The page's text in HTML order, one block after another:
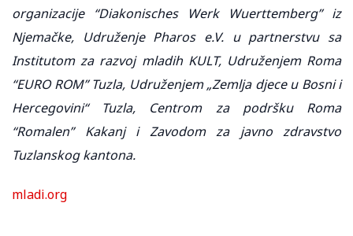
organizacije “Diakonisches Werk Wuerttemberg” iz
Njemačke, Udruženje Pharos e.V. u partnerstvu sa
Institutom za razvoj mladih KULT, Udruženjem Roma
“EURO ROM” Tuzla, Udruženjem „Zemlja djece u Bosni i
Hercegovini“ Tuzla, Centrom za podršku Roma
“Romalen” Kakanj i Zavodom za javno zdravstvo
Tuzlanskog kantona.
mladi.org